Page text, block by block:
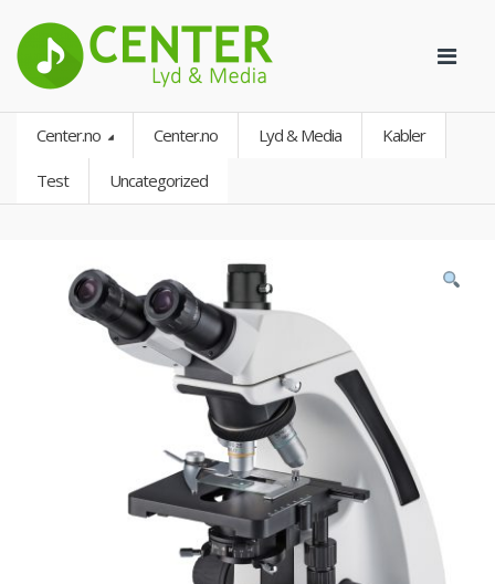
Center.no Center.no Lyd & Media Kabler
Test Uncategorized